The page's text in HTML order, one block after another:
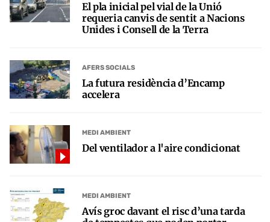
El pla inicial pel vial de la Unió
requeria canvis de sentit a Nacions
Unides i Consell de la Terra
AFERS SOCIALS
La futura residència d’Encamp
accelera
MEDI AMBIENT
Del ventilador a l'aire condicionat
MEDI AMBIENT
Avís groc davant el risc d’una tarda